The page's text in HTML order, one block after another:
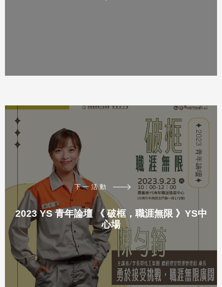
下一活動
2023 YS 青年論壇 《 破框，職涯無限 》YS中
心場